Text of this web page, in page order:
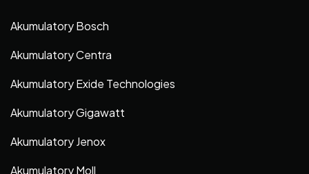
Akumulatory Bosch
Akumulatory Centra
Akumulatory Exide Technologies
Akumulatory Gigawatt
Akumulatory Jenox
Akumulatory Moll